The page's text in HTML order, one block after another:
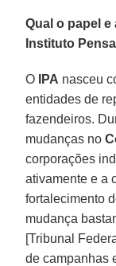
Qual o papel
Instituto
O IPA nasceu
entidades de
fazendeiros.
mudanças no
corporações
ativamente e a
fortalecimento
mudança
[Tribunal
de campanhas